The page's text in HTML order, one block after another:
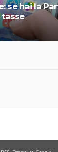
se hai la